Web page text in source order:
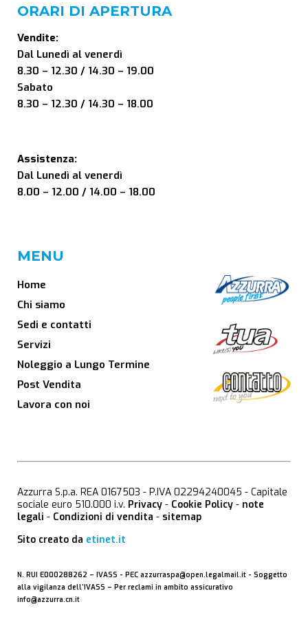
ORARI DI APERTURA
Vendite:
Dal Lunedì al venerdì
8.30 – 12.30 / 14.30 – 19.00
Sabato
8.30 – 12.30 / 14.30 – 18.00
Assistenza:
Dal Lunedì al venerdì
8.00 – 12.00 / 14.00 – 18.00
MENU
Home
Chi siamo
Sedi e contatti
Servizi
Noleggio a Lungo Termine
Post Vendita
Lavora con noi
Azzurra S.p.a. REA 0167503 - P.IVA 02294240045 - Capitale
sociale euro 510.000 i.v. Privacy - Cookie Policy - note
legali - Condizioni di vendita - sitemap
Sito creato da etinet.it
N. RUI E000288262 – IVASS - PEC azzurraspa@open.legalmail.it - Soggetto
alla vigilanza dell’IVASS – Per reclami in ambito assicurativo
info@azzurra.cn.it